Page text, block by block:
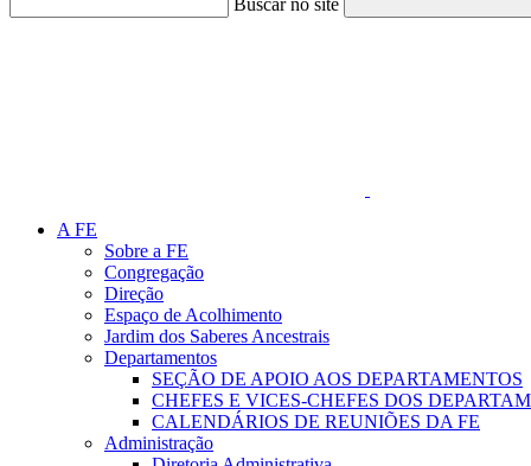
Buscar no site
A FE
Sobre a FE
Congregação
Direção
Espaço de Acolhimento
Jardim dos Saberes Ancestrais
Departamentos
SEÇÃO DE APOIO AOS DEPARTAMENTOS
CHEFES E VICES-CHEFES DOS
CALENDÁRIOS DE REUNIÕES DA FE
Administração